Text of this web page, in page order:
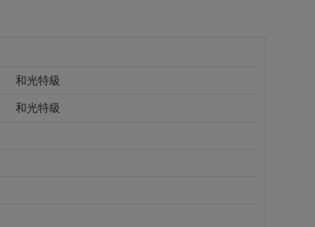
和光特級
和光特級